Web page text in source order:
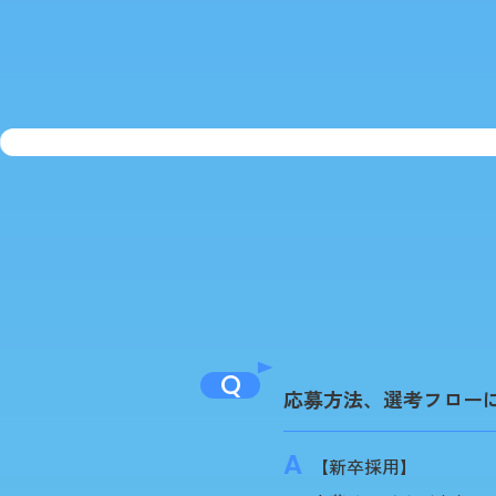
Q 応募方法、選考フロー
【新卒採用】